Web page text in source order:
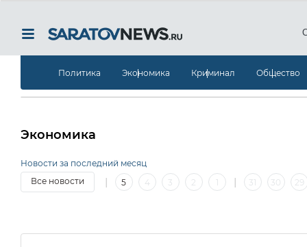
Политика Экономика Криминал Общество
Экономика
Новости за последний месяц
Все новости
| 5 4 3 2 1 | 31 30 29